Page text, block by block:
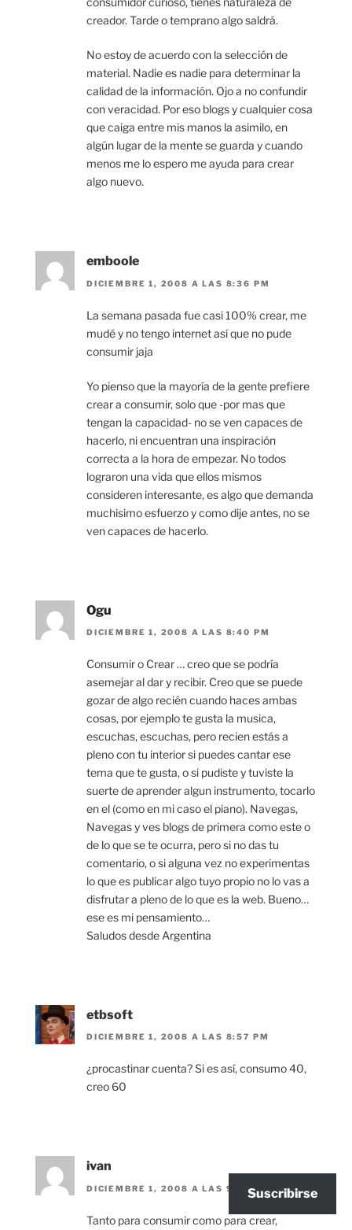
creador. Tarde o temprano algo saldrá.
No estoy de acuerdo con la selección de
material. Nadie es nadie para determinar la
calidad de la información. Ojo a no confundir
con veracidad. Por eso blogs y cualquier cosa
que caiga entre mis manos la asimilo, en
algún lugar de la mente se guarda y cuando
menos me lo espero me ayuda para crear
algo nuevo.
emboole
DICIEMBRE 1, 2008 A LAS 8:36 PM
La semana pasada fue casi 100% crear, me
mudé y no tengo internet así que no pude
consumir jaja
Yo pienso que la mayoría de la gente prefiere
crear a consumir, solo que -por mas que
tengan la capacidad- no se ven capaces de
hacerlo, ni encuentran una inspiración
correcta a la hora de empezar. No todos
lograron una vida que ellos mismos
consideren interesante, es algo que demanda
muchisimo esfuerzo y como dije antes, no se
ven capaces de hacerlo.
Ogu
DICIEMBRE 1, 2008 A LAS 8:40 PM
Consumir o Crear … creo que se podría
asemejar al dar y recibir. Creo que se puede
gozar de algo recién cuando haces ambas
cosas, por ejemplo te gusta la musica,
escuchas, escuchas, pero recien estás a
pleno con tu interior si puedes cantar ese
tema que te gusta, o si pudiste y tuviste la
suerte de aprender algun instrumento, tocarlo
en el (como en mi caso el piano). Navegas,
Navegas y ves blogs de primera como este o
de lo que se te ocurra, pero si no das tu
comentario, o si alguna vez no experimentas
lo que es publicar algo tuyo propio no lo vas a
disfrutar a pleno de lo que es la web. Bueno…
ese es mi pensamiento…
Saludos desde Argentina
etbsoft
DICIEMBRE 1, 2008 A LAS 8:57 PM
¿procastinar cuenta? Si es así, consumo 40,
creo 60
ivan
DICIEMBRE 1, 2008 A LAS 9:01 PM
Tanto para consumir como para crear,
Suscribirse